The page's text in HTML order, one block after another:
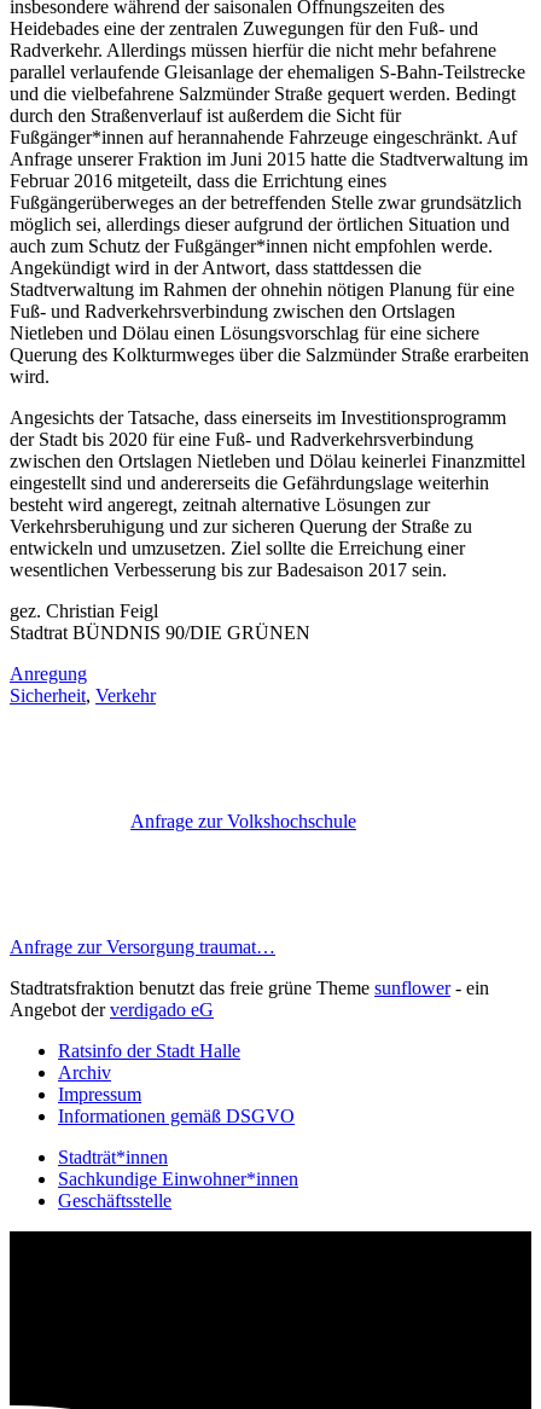
insbesondere während der saisonalen Öffnungszeiten des
Heidebades eine der zentralen Zuwegungen für den Fuß- und
Radverkehr. Allerdings müssen hierfür die nicht mehr befahrene
parallel verlaufende Gleisanlage der ehemaligen S-Bahn-Teilstrecke
und die vielbefahrene Salzmünder Straße gequert werden. Bedingt
durch den Straßenverlauf ist außerdem die Sicht für
Fußgänger*innen auf herannahende Fahrzeuge eingeschränkt. Auf
Anfrage unserer Fraktion im Juni 2015 hatte die Stadtverwaltung im
Februar 2016 mitgeteilt, dass die Errichtung eines
Fußgängerüberweges an der betreffenden Stelle zwar grundsätzlich
möglich sei, allerdings dieser aufgrund der örtlichen Situation und
auch zum Schutz der Fußgänger*innen nicht empfohlen werde.
Angekündigt wird in der Antwort, dass stattdessen die
Stadtverwaltung im Rahmen der ohnehin nötigen Planung für eine
Fuß- und Radverkehrsverbindung zwischen den Ortslagen
Nietleben und Dölau einen Lösungsvorschlag für eine sichere
Querung des Kolkturmweges über die Salzmünder Straße erarbeiten
wird.
Angesichts der Tatsache, dass einerseits im Investitionsprogramm
der Stadt bis 2020 für eine Fuß- und Radverkehrsverbindung
zwischen den Ortslagen Nietleben und Dölau keinerlei Finanzmittel
eingestellt sind und andererseits die Gefährdungslage weiterhin
besteht wird angeregt, zeitnah alternative Lösungen zur
Verkehrsberuhigung und zur sicheren Querung der Straße zu
entwickeln und umzusetzen. Ziel sollte die Erreichung einer
wesentlichen Verbesserung bis zur Badesaison 2017 sein.
gez. Christian Feigl
Stadtrat BÜNDNIS 90/DIE GRÜNEN
Anregung
Sicherheit, Verkehr
Anfrage zur Volkshochschule
Anfrage zur Versorgung traumat…
Stadtratsfraktion benutzt das freie grüne Theme sunflower‐ ein
Angebot derverdigado eG
Ratsinfo der Stadt Halle
Archiv
Impressum
Informationen gemäß DSGVO
Stadträt*innen
Sachkundige Einwohner*innen
Geschäftsstelle